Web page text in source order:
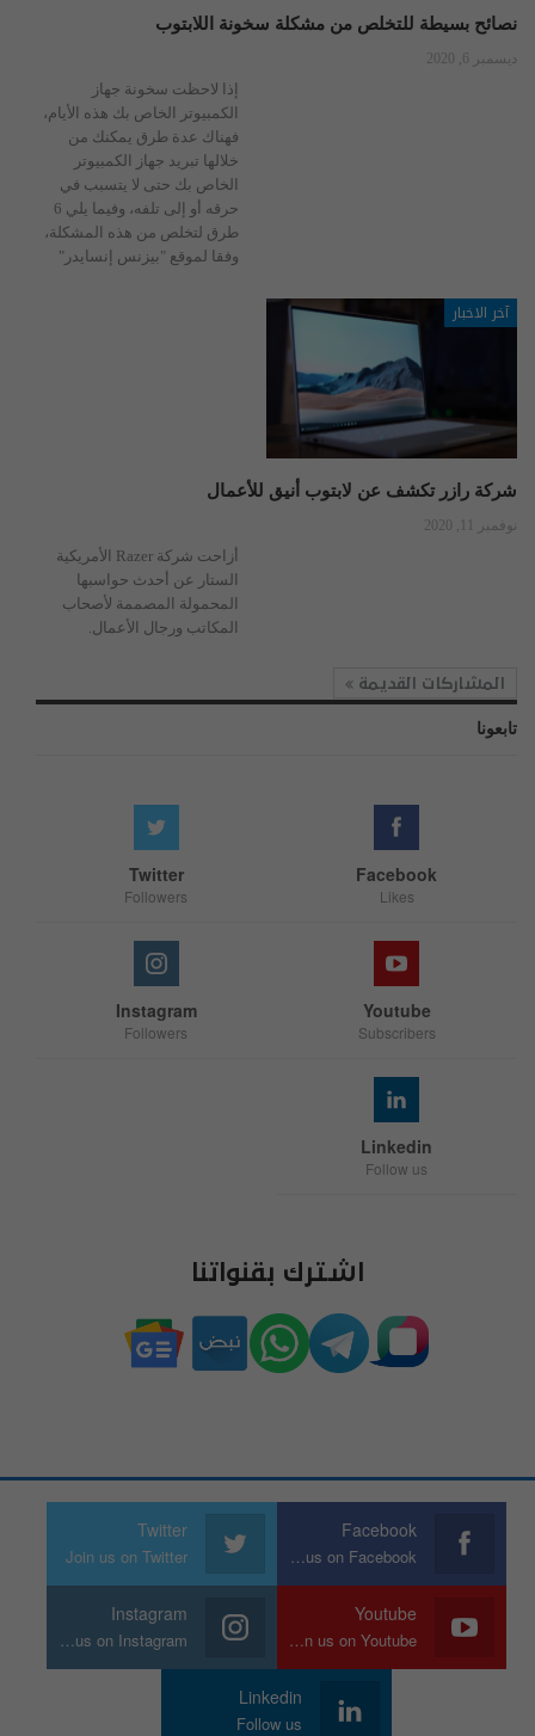
نصائح بسيطة للتخلص من مشكلة سخونة اللابتوب
ديسمبر 6, 2020
إذا لاحظت سخونة جهاز
الكمبيوتر الخاص بك هذه الأيام،
فهناك عدة طرق يمكنك من
خلالها تبريد جهاز الكمبيوتر
الخاص بك حتى لا يتسبب في
حرقه أو إلى تلفه، وفيما يلي 6
طرق لتخلص من هذه المشكلة،
وفقا لموقع "بيزنس إنسايدر"
آخر الاخبار
شركة رازر تكشف عن لابتوب أنيق للأعمال
نوفمبر 11, 2020
أزاحت شركة Razer الأمريكية
الستار عن أحدث حواسبها
المحمولة المصممة لأصحاب
المكاتب ورجال الأعمال.
المشاركات القديمة
تابعونا
Facebook
Likes
Twitter
Followers
Youtube
Subscribers
Instagram
Followers
Linkedin
Follow us
اشترك بقنواتنا
Facebook
Join us on Facebook
Twitter
Join us on Twitter
Youtube
Join us on Youtube
Instagram
Join us on Instagram
Linkedin
Follow us